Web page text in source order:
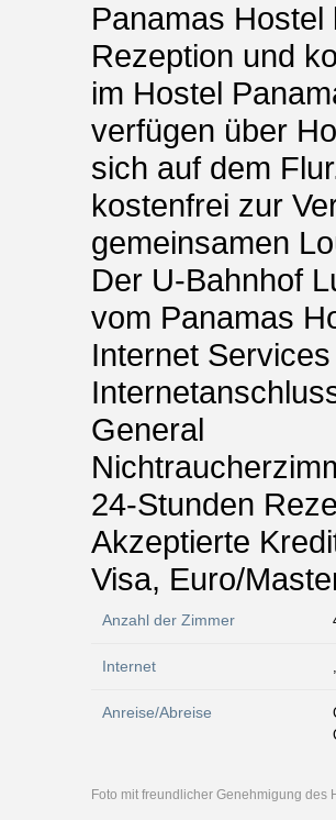
Panamas
Rezeption und
im Hostel
verfügen über
sich auf dem
kostenfrei zur
gemeinsamen
Der U-Bahnhof
vom Panamas
Internet Services
General
24-Stunden
Akzeptierte
Visa, Euro/
Anzahl der Zimmer
Internet
Anreise/Abreise
Foto mit freundlicher Genehmigung des